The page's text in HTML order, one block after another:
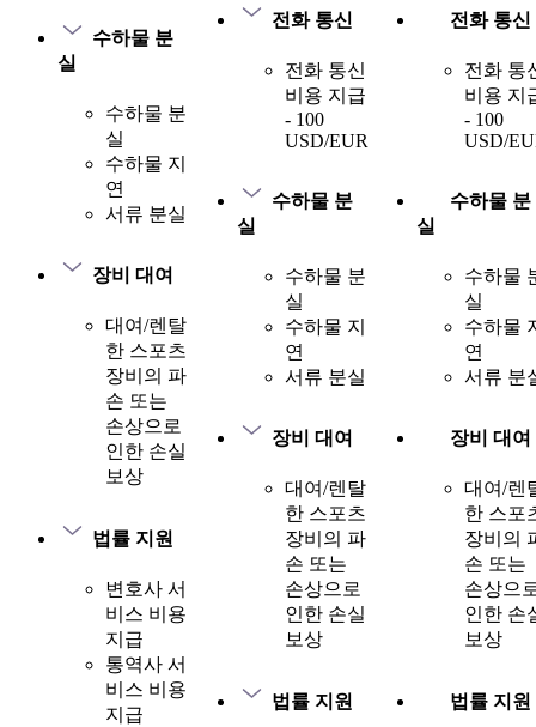
수하물 분
실
수하물 분
실
수하물 지
연
서류 분실
장비 대여
대여/렌탈
한 스포츠
장비의 파
손 또는
손상으로
인한 손실
보상
법률 지원
변호사 서
비스 비용
지급
통역사 서
비스 비용
지급
전화 통신
전화 통신
비용 지급
- 100
USD/EUR
수하물 분
실
수하물 분
실
수하물 지
연
서류 분실
장비 대여
대여/렌탈
한 스포츠
장비의 파
손 또는
손상으로
인한 손실
보상
법률 지원
전화 통신
전화 통
비용 지
- 100
USD/
수하물 분
실
수하물
실
수하물
연
서류 분
장비 대여
대여/렌
한 스포
장비의
손 또는
손상으
인한 손
보상
법률 지원